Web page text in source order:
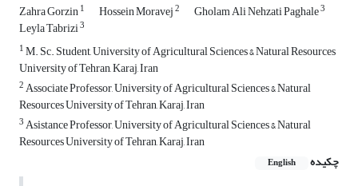
Zahra Gorzin1 Hossein Moravej2 Gholam Ali Nehzati Paghale3
Leyla Tabrizi3
1M. Sc. Student, University of Agricultural Sciences & Natural Resources
University of Tehran, Karaj, Iran
2Associate Professor, University of Agricultural Sciences & Natural
Resources University of Tehran, Karaj, Iran
3Asistance Professor, University of Agricultural Sciences & Natural
Resources University of Tehran, Karaj, Iran
چکیده
English